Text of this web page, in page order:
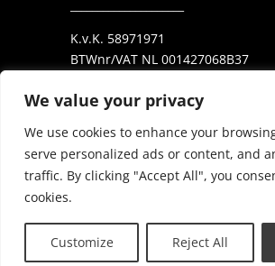
We value your privacy
We use cookies to enhance your
serve personalized ads or content, and
traffic. By clicking "Accept All", you
cookies.
Customize Reject All
K.v.K. 58971971
BTWnr/VAT NL 001427068B37
_____________________
Privacy Policy
© In My Dreams Design